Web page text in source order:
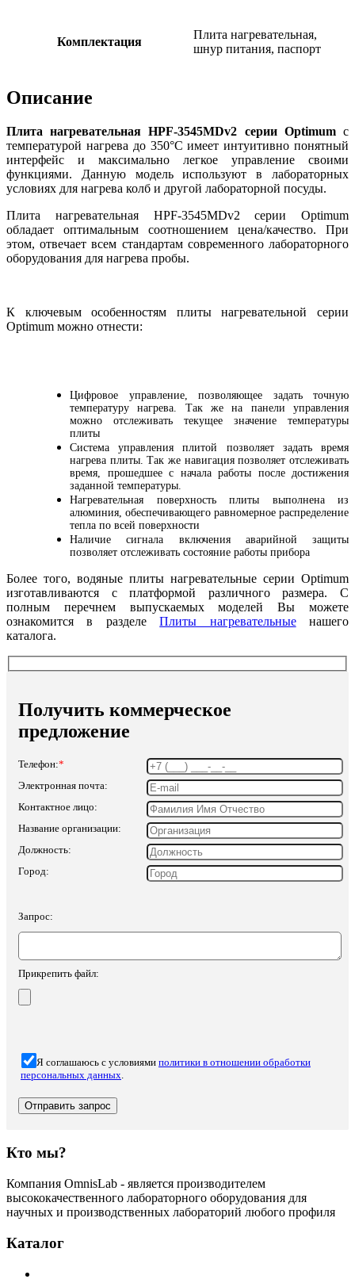
Комплектация
Плита нагревательная,
шнур питания, паспорт
Описание
Плита нагревательная HPF-3545MDv2 серии Optimumс
температурой нагрева до 350°С имеет интуитивно понятный
интерфейс и максимально легкое управление своими
функциями. Данную модель используют в лабораторных
условиях для нагрева колб и другой лабораторной посуды.
Плита нагревательная HPF-3545MDv2 серии Optimum
обладает оптимальным соотношением цена/качество. При
этом, отвечает всем стандартам современного лабораторного
оборудования для нагрева пробы.
К ключевым особенностям плиты нагревательной серии
Optimum можно отнести:
Цифровое управление, позволяющее задать точную
температуру нагрева. Так же на панели управления
можно отслеживать текущее значение температуры
плиты
Система управления плитой позволяет задать время
нагрева плиты. Так же навигация позволяет отслеживать
время, прошедшее с начала работы после достижения
заданной температуры.
Нагревательная поверхность плиты выполнена из
алюминия, обеспечивающего равномерное распределение
тепла по всей поверхности
Наличие сигнала включения аварийной защиты
позволяет отслеживать состояние работы прибора
Более того, водяные плиты нагревательные серии Optimum
изготавливаются с платформой различного размера. С
полным перечнем выпускаемых моделей Вы можете
ознакомится в разделеПлиты нагревательныенашего
каталога.
Получить коммерческое
предложение
Телефон:*
Электронная почта:
Контактное лицо:
Название организации:
Должность:
Город:
Запрос:
Прикрепить файл:
Я соглашаюсь с условиями политики в отношении обработки
персональных данных
Кто мы?
Компания OmnisLab - является производителем
высококачественного лабораторного оборудования для
научных и производственных лабораторий любого профиля
Каталог